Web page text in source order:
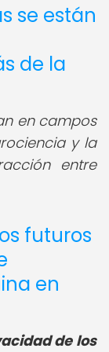
se están
de la
en campos
y la
entre
futuros
en
de los